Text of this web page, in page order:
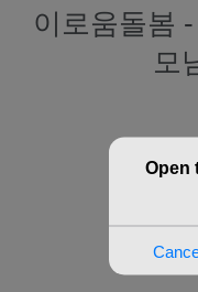
이로움돌봄
모